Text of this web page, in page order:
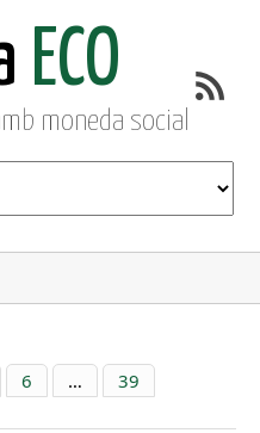
ECO
moneda social
6 …
39